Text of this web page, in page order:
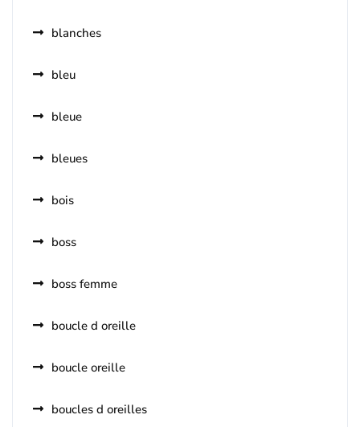
blanches
bleu
bleue
bleues
bois
boss
boss femme
boucle d oreille
boucle oreille
boucles d oreilles